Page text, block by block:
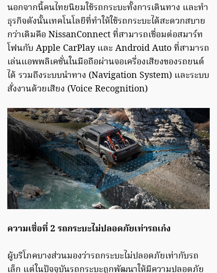
นอกจากนี้คนไทยนิยมใช้รถกระบะทั้งการเดินทาง และทำ
ธุรกิจดังนั้นเทคโนโลยีที่ทำให้ใช้รถกระบะได้สะดวกสบาย
กว่าเดิมคือ NissanConnect ที่สามารถเชื่อมต่อสมาร์ท
โฟนกับ Apple CarPlay และ Android Auto ที่สามารถ
เล่นแอพพลิเคชั่นในมือถือผ่านจอเครื่องเสียงของรถยนต์
ได้ รวมถึงระบบนำทาง (Navigation System) และระบบ
สั่งงานด้วยเสียง (Voice Recognition)
ความเชื่อที่ 2 รถกระบะไม่ปลอดภัยเท่ารถเก๋ง
ผู้บริโภคบางส่วนมองว่ารถกระบะไม่ปลอดภัยเท่ากับรถ
เล็ก แต่ในปัจจุบันรถกระบะถูกพัฒนาให้มีความปลอดภัย